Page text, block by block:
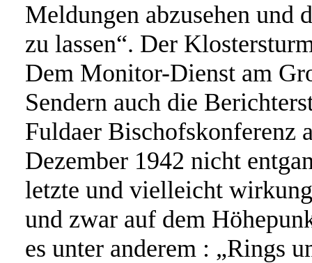
Meldungen abzusehen und
zu lassen“. Der
Dem Monitor-Dienst am
Sendern auch die
Fuldaer Bischofskonferenz
Dezember 1942 nicht
letzte und vielleicht
und zwar auf dem
es unter anderem : „Rings